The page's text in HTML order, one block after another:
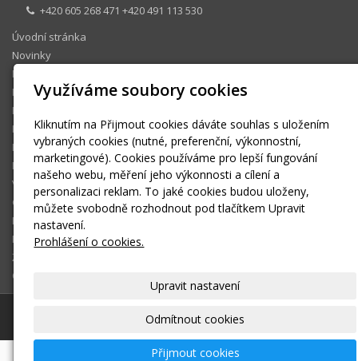
+420 605 268 471 +420 491 113 530
Úvodní stránka
Novinky
Dokumenty
Foto
Kontakty
Historie DDŠ
Kontaktní formulář
Interní protikorupční program
Výběrová řízení
GDPR
Rodinné skupiny
Naši partneři
Žádosti o poskytnutí informací dle zákona 106/1999Sb.
OP JAK II
DDŠ a ZŠ Kostelec nad Orlicí| Mapa webu
Využíváme soubory cookies
Kliknutím na Přijmout cookies dáváte souhlas s uložením
vybraných cookies (nutné, preferenční, výkonnostní,
marketingové). Cookies používáme pro lepší fungování
našeho webu, měření jeho výkonnosti a cílení a
personalizaci reklam. To jaké cookies budou uloženy,
můžete svobodně rozhodnout pod tlačítkem Upravit
nastavení.
Prohlášení o cookies.
Upravit nastavení
Odmítnout cookies
Přijmout cookies